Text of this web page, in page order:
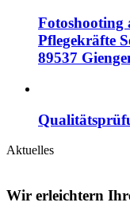
Fotoshooting
Pflegekräfte
89537
Aktuelles
Wir erleichtern